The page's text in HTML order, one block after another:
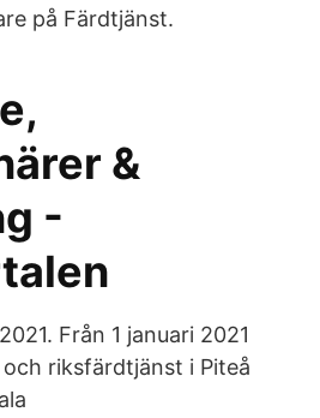
på Färdtjänst.
&
-
Från 1 januari 2021
riksfärdtjänst i Piteå